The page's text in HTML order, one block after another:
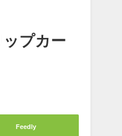
プカー
Feedly